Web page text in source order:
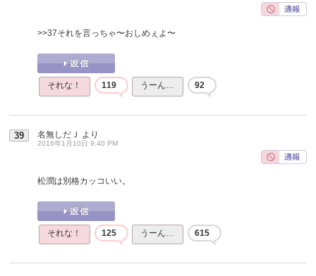
>>37それを言っちゃ〜おしめぇよ〜
それな！ 119 うーん… 92
39 名無しだＪ より
2016年1月10日 9:40 PM
松潤は別格カッコいい。
それな！ 125 うーん… 615